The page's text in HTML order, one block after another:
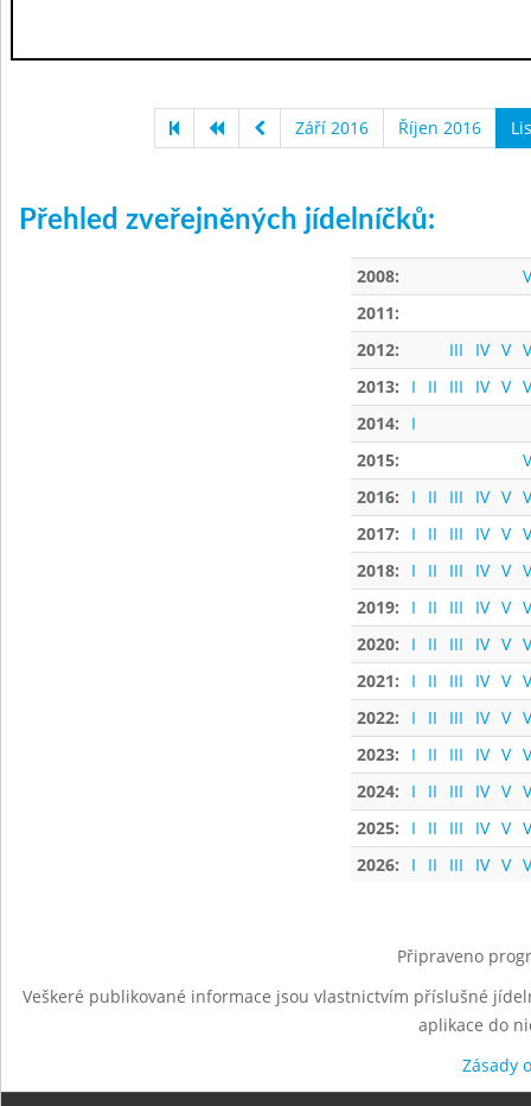
Září 2016 Říjen 2016
Přehled zveřejněných jídelníčků:
2008:
2011:
2012:
III IV V
2013:
I II III IV V
2014:
I
2015:
2016:
I II III IV V
2017:
I II III IV V
2018:
I II III IV V
2019:
I II III IV V
2020:
I II III IV V
2021:
I II III IV V
2022:
I II III IV V
2023:
I II III IV V
2024:
I II III IV V
2025:
I II III IV V
2026:
I II III IV V
Připraveno
Veškeré publikované informace jsou vlastnictvím příslušné
aplikace do
Zásady